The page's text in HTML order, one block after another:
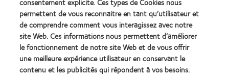
(2011) 100®
Global
Award
(2012)
Nos produits
permettent de vous reconnaitre en tant qu’utilisateur et
de comprendre comment vous interagissez avec notre
site Web. Ces informations nous permettent d’améliorer
le fonctionnement de notre site Web et de vous offrir
une meilleure expérience utilisateur en conservant le
contenu et les publicités qui répondent à vos besoins.